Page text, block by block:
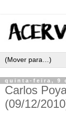
quinta-feira, 9
Carlos
(09/12/